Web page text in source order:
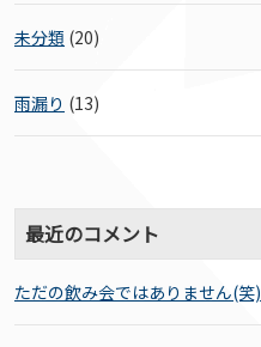
未分類 (20)
雨漏り (13)
最近のコメント
ただの飲み会ではありません(笑)